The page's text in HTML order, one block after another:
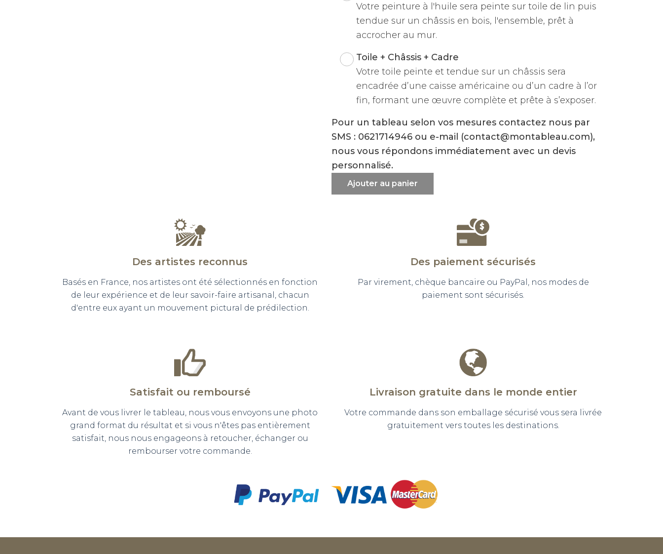
Votre peinture à l'huile sera peinte sur toile de lin puis
tendue sur un châssis en bois, l'ensemble, prêt à
accrocher au mur.
Toile + Châssis + Cadre
Votre toile peinte et tendue sur un châssis sera
encadrée d’une caisse américaine ou d’un cadre à l’or
fin, formant une œuvre complète et prête à s’exposer.
Pour un tableau selon vos mesures contactez nous par
SMS : 0621714946 ou e-mail (contact@montableau.com),
nous vous répondons immédiatement avec un devis
personnalisé.
Ajouter au panier
Des artistes reconnus
Basés en France, nos artistes ont été sélectionnés en fonction
de leur expérience et de leur savoir-faire artisanal, chacun
d'entre eux ayant un mouvement pictural de prédilection.
Des paiement sécurisés
Par virement, chèque bancaire ou PayPal, nos modes de
paiement sont sécurisés.
Satisfait ou remboursé
Avant de vous livrer le tableau, nous vous envoyons une photo
grand format du résultat et si vous n'êtes pas entièrement
satisfait, nous nous engageons à retoucher, échanger ou
rembourser votre commande.
Livraison gratuite dans le monde entier
Votre commande dans son emballage sécurisé vous sera livrée
gratuitement vers toutes les destinations.